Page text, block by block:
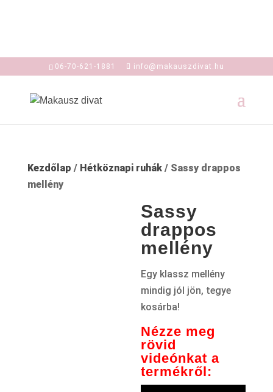
06-70-621-1881 info@makauszdivat.hu
Kezdőlap / Hétköznapi ruhák/ Sassy drappos
mellény
Sassy
drappos
mellény
Egy klassz mellény
mindig jól jön, tegye
kosárba!
Nézze meg
rövid
videónkat a
termékről: